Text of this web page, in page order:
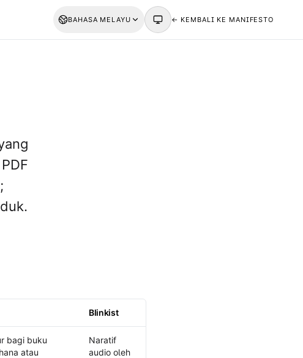
BAHASA MELAYU ← KEMBALI KE MANIFESTO
Blinkist
bagi buku
atau
Naratif
audio oleh